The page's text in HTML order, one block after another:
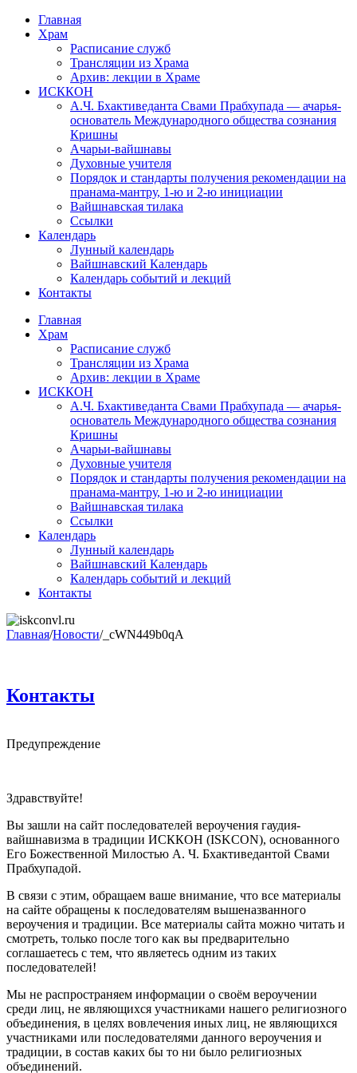
Перейти
содержимому
Главная
Храм
Расписание служб
Трансляции из Храма
Архив: лекции в Храме
ИСККОН
А.Ч. Бхактиведанта Свами Прабхупада — ачарья-
основатель Международного общества сознания
Кришны
Ачарьи-вайшнавы
Духовные учителя
Порядок и стандарты получения рекомендации на
пранама-мантру, 1-ю и 2-ю инициации
Вайшнавская тилака
Ссылки
Календарь
Лунный календарь
Вайшнавский Календарь
Календарь событий и лекций
Контакты
Главная
Храм
Расписание служб
Трансляции из Храма
Архив: лекции в Храме
ИСККОН
А.Ч. Бхактиведанта Свами Прабхупада — ачарья-
основатель Международного общества сознания
Кришны
Ачарьи-вайшнавы
Духовные учителя
Порядок и стандарты получения рекомендации на
пранама-мантру, 1-ю и 2-ю инициации
Вайшнавская тилака
Ссылки
Календарь
Лунный календарь
Вайшнавский Календарь
Календарь событий и лекций
Контакты
Главная/Новости/_cWN449b0qA
Контакты
Предупреждение
Здравствуйте!
Вы зашли на сайт последователей вероучения гаудия-
вайшнавизма в традиции ИСККОН (ISKCON), основанного
Его Божественной Милостью А. Ч. Бхактиведантой Свами
Прабхупадой.
В связи с этим, обращаем ваше внимание, что все материалы
на сайте обращены к последователям вышеназванного
вероучения и традиции. Все материалы сайта можно читать и
смотреть, только после того как вы предварительно
соглашаетесь с тем, что являетесь одним из таких
последователей!
Мы не распространяем информации о своём вероучении
среди лиц, не являющихся участниками нашего религиозного
объединения, в целях вовлечения иных лиц, не являющихся
участниками или последователями данного вероучения и
традиции, в состав каких бы то ни было религиозных
объединений.